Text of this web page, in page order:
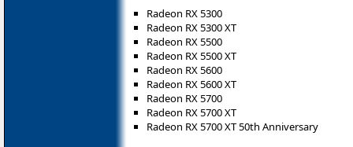
Radeon RX 5300
Radeon RX 5300 XT
Radeon RX 5500
Radeon RX 5500 XT
Radeon RX 5600
Radeon RX 5600 XT
Radeon RX 5700
Radeon RX 5700 XT
Radeon RX 5700 XT 50th Anniversary